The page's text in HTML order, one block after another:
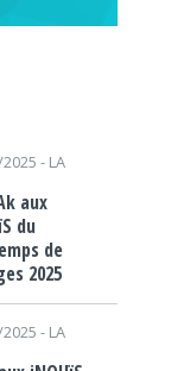
- LA
aux
du
de
2025
- LA